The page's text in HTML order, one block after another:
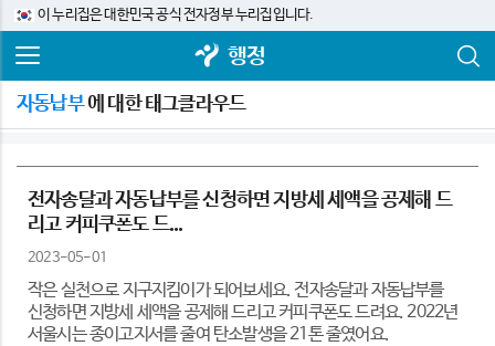
이 누리집은 대한민국 공식 전자정부 누리집입니다.
행정
자동납부에 대한 태그클라우드
전자송달과 자동납부를 신청하면 지방세 세액을 공제해 드
리고 커피쿠폰도 드...
2023-05-01
작은 실천으로 지구지킴이가 되어보세요. 전자송달과 자동납부를
신청하면 지방세 세액을 공제해 드리고 커피쿠폰도 드려요. 2022년
서울시는 종이고지서를 줄여 탄소발생을 21톤 줄였어요.